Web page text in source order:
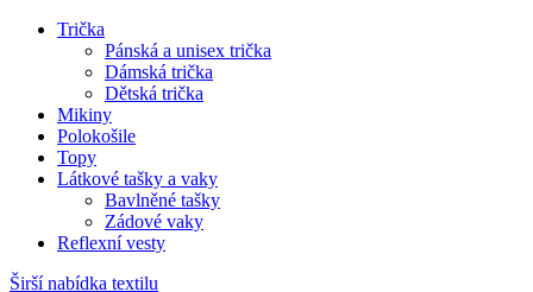
Trička
Pánská a unisex trička
Dámská trička
Dětská trička
Mikiny
Polokošile
Topy
Látkové tašky a vaky
Bavlněné tašky
Zádové vaky
Reflexní vesty
Širší nabídka textilu